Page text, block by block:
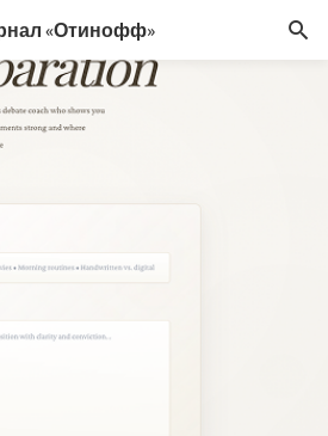
«Отинофф»